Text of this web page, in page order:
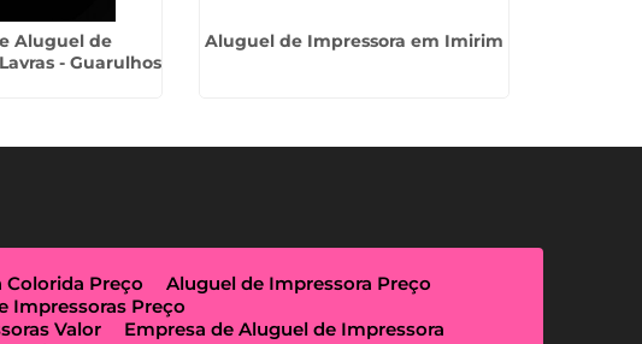
Aluguel de
- Guarulhos
Aluguel de Impressora em Imirim
Colorida Preço
Aluguel de Impressora Preço
Impressoras Preço
Valor
Empresa de Aluguel de Impressora